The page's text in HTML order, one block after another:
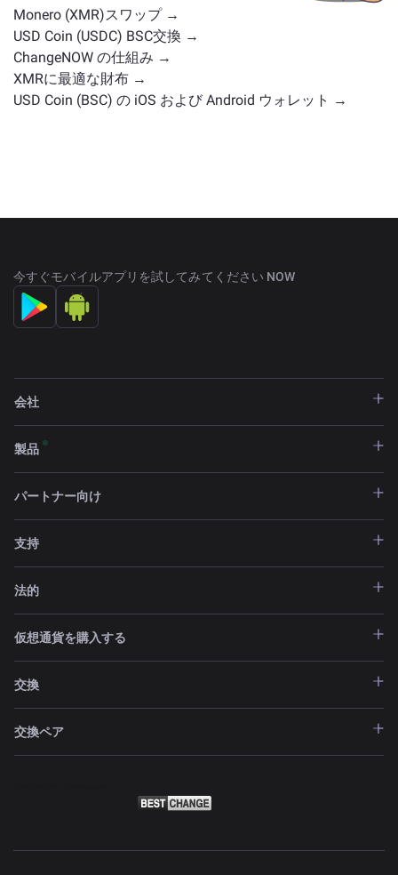
Monero (XMR)スワップ →
USD Coin (USDC) BSC交換 →
ChangeNOW の仕組み →
XMRに最適な財布 →
USD Coin (BSC) の iOS および Android ウォレット →
今すぐモバイルアプリを試してみてください NOW
会社
製品
パートナー向け
支持
法的
仮想通貨を購入する
交換
交換ペア